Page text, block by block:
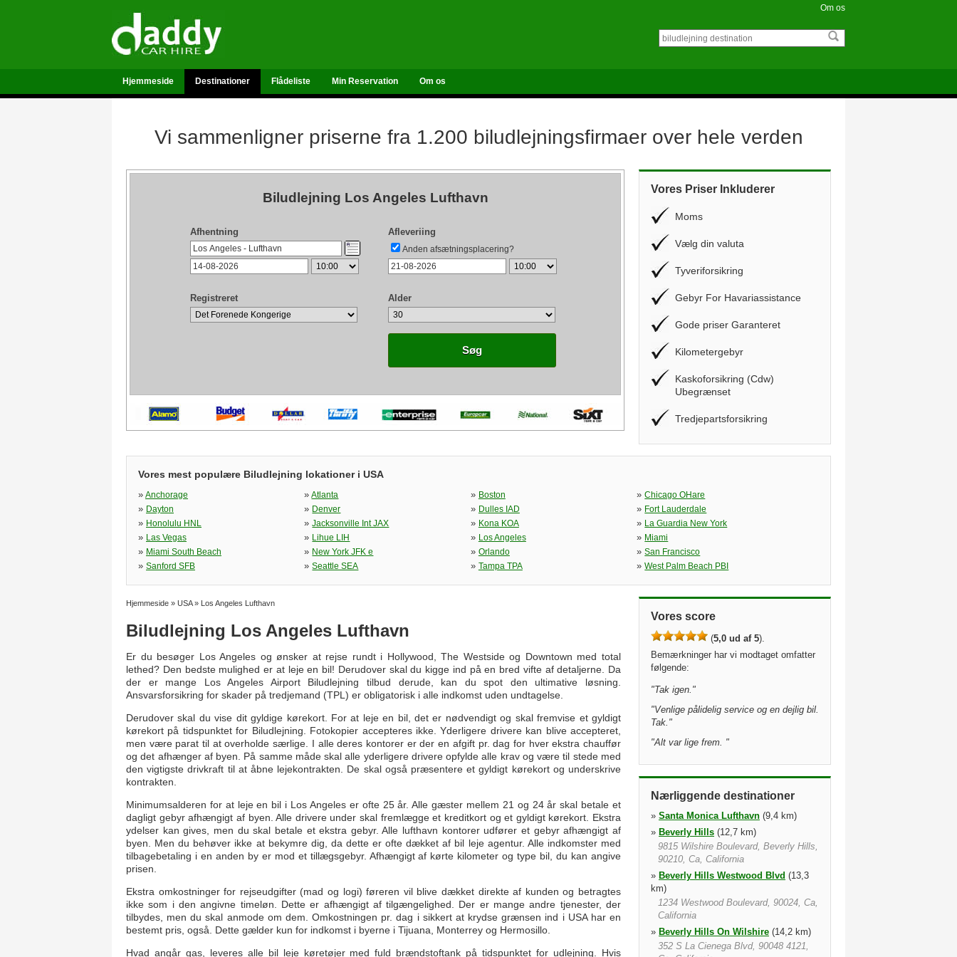
Om os
Hjemmeside Destinationer Flådeliste Min Reservation Om os
Vi sammenligner priserne fra 1.200 biludlejningsfirmaer over hele verden
Biludlejning Los Angeles Lufthavn
Afhentning Afleveriing
Anden afsætningsplacering?
Registreret Alder
Søg
Vores Priser Inkluderer
Moms
Vælg din valuta
Tyveriforsikring
Gebyr For Havariassistance
Gode priser Garanteret
Kilometergebyr
Kaskoforsikring (Cdw)
Ubegrænset
Tredjepartsforsikring
Vores mest populære Biludlejning lokationer i USA
» Anchorage »Atlanta » Boston »Chicago OHare
» Dayton » Denver » Dulles IAD » Fort Lauderdale
» Honolulu HNL »Jacksonville Int JAX » Kona KOA » La Guardia New York
» Las Vegas » Lihue LIH » Los Angeles » Miami
» Miami South Beach » New York JFK e » Orlando »San Francisco
» Sanford SFB »Seattle SEA » Tampa TPA »West Palm Beach PBI
Hjemmeside » USA» Los Angeles Lufthavn
Biludlejning Los Angeles Lufthavn
Er du besøger Los Angeles og ønsker at rejse rundt i Hollywood, The Westside og Downtown med total
lethed? Den bedste mulighed er at leje en bil! Derudover skal du kigge ind på en bred vifte af detaljerne. Da
der er mange Los Angeles Airport Biludlejning tilbud derude, kan du spot den ultimative løsning.
Ansvarsforsikring for skader på tredjemand (TPL) er obligatorisk i alle indkomst uden undtagelse.
Derudover skal du vise dit gyldige kørekort. For at leje en bil, det er nødvendigt og skal fremvise et gyldigt
kørekort på tidspunktet for Biludlejning. Fotokopier accepteres ikke. Yderligere drivere kan blive accepteret,
men være parat til at overholde særlige. I alle deres kontorer er der en afgift pr. dag for hver ekstra chauffør
og det afhænger af byen. På samme måde skal alle yderligere drivere opfylde alle krav og være til stede med
den vigtigste drivkraft til at åbne lejekontrakten. De skal også præsentere et gyldigt kørekort og underskrive
kontrakten.
Minimumsalderen for at leje en bil i Los Angeles er ofte 25 år. Alle gæster mellem 21 og 24 år skal betale et
dagligt gebyr afhængigt af byen. Alle drivere under skal fremlægge et kreditkort og et gyldigt kørekort. Ekstra
ydelser kan gives, men du skal betale et ekstra gebyr. Alle lufthavn kontorer udfører et gebyr afhængigt af
byen. Men du behøver ikke at bekymre dig, da dette er ofte dækket af bil leje agentur. Alle indkomster med
tilbagebetaling i en anden by er mod et tillægsgebyr. Afhængigt af kørte kilometer og type bil, du kan angive
prisen.
Ekstra omkostninger for rejseudgifter (mad og logi) føreren vil blive dækket direkte af kunden og betragtes
ikke som i den angivne timeløn. Dette er afhængigt af tilgængelighed. Der er mange andre tjenester, der
tilbydes, men du skal anmode om dem. Omkostningen pr. dag i sikkert at krydse grænsen ind i USA har en
bestemt pris, også. Dette gælder kun for indkomst i byerne i Tijuana, Monterrey og Hermosillo.
Hvad angår gas, leveres alle bil leje køretøjer med fuld brændstoftank på tidspunktet for udlejning. Hvis
Vores score
(5,0 ud af 5).
Bemærkninger har vi modtaget omfatter
følgende:
"Tak igen. "
"Venlige pålidelig service og en dejlig bil.
Tak. "
"Alt var lige frem. "
Nærliggende destinationer
» Santa Monica Lufthavn (9,4 km)
» Beverly Hills (12,7 km)
9815 Wilshire Boulevard, Beverly Hills,
90210, Ca, California
» Beverly Hills Westwood Blvd (13,3
km)
1234 Westwood Boulevard, 90024, Ca,
California
» Beverly Hills On Wilshire (14,2 km)
352 S La Cienega Blvd, 90048 4121,